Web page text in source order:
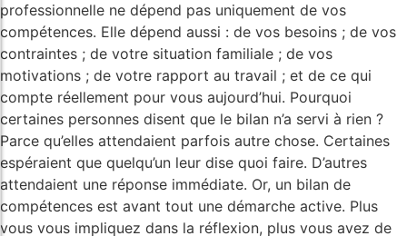
professionnelle ne dépend pas uniquement de vos
compétences. Elle dépend aussi : de vos besoins ; de vos
contraintes ; de votre situation familiale ; de vos
motivations ; de votre rapport au travail ; et de ce qui
compte réellement pour vous aujourd’hui. Pourquoi
certaines personnes disent que le bilan n’a servi à rien ?
Parce qu’elles attendaient parfois autre chose. Certaines
espéraient que quelqu’un leur dise quoi faire. D’autres
attendaient une réponse immédiate. Or, un bilan de
compétences est avant tout une démarche active. Plus
vous vous impliquez dans la réflexion, plus vous avez de